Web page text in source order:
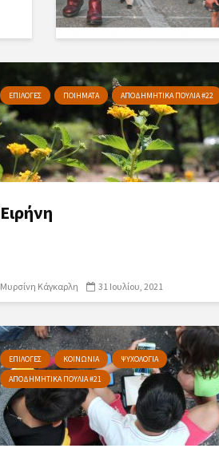
ΕΠΙΛΟΓΕΣ ΠΟΙΗΜΑΤΑ ΑΠΟΔΗΜΗΤΙΚΑ ΠΟΥΛΙΑ #22
Ειρήνη
Μυρσίνη Κάγκαρλη 31 Ιουλίου, 2021
ΕΠΙΛΟΓΕΣ ΚΟΙΝΩΝΙΑ
ΨΥΧΟΛΟΓΙΑ
ΑΠΟΔΗΜΗΤΙΚΑ ΠΟΥΛΙΑ #21